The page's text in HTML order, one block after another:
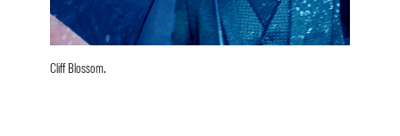
Cliff Blossom.